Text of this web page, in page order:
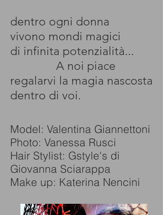
dentro ogni donna
vivono mondi magici
di infinita potenzialità...
A noi piace
regalarvi la magia nascosta
dentro di voi.
Model: Valentina Giannettoni
Photo: Vanessa Rusci
Hair Stylist: Gstyle's di
Giovanna Sciarappa
Make up: Katerina Nencini